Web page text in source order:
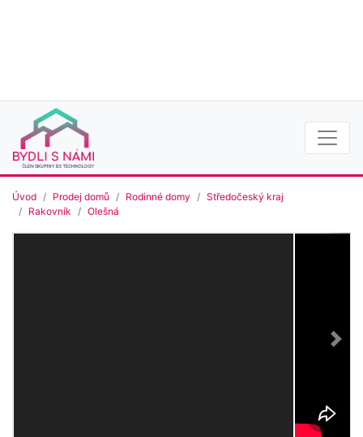
Úvod Prodej domů Rodinné domy
Středočeský kraj
Rakovník
Olešná